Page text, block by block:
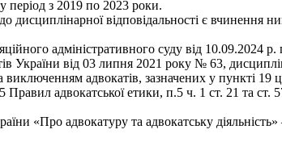
період з 2019 по 2023 роки.
дисциплінарної відповідальності є вчинення
адміністративного суду від 10.09.2024
України від 03 липня 2021 року № 63,
адвокатів, зазначених у пункті 19
Правил адвокатської етики, п.5 ч. 1 ст. 21 та ст.
«Про адвокатуру та адвокатську